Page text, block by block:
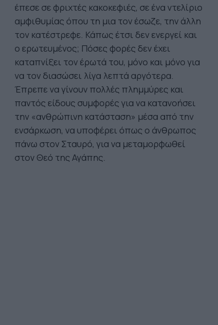
έπεσε σε φριχτές κακοκεφιές, σε ένα ντελίριο
αμφιθυμίας όπου τη μια τον έσωζε, την άλλη
τον κατέστρεφε. Κάπως έτσι δεν ενεργεί και
ο ερωτευμένος; Πόσες φορές δεν έχει
καταπνίξει τον έρωτά του, μόνο και μόνο για
να τον διασώσει λίγα λεπτά αργότερα.
Έπρεπε να γίνουν πολλές πλημμύρες και
παντός είδους συμφορές για να κατανοήσει
την «ανθρώπινη κατάσταση» μέσα από την
ενσάρκωση, να υποφέρει όπως ο άνθρωπος
πάνω στον Σταυρό, για να μεταμορφωθεί
στον Θεό της Αγάπης.